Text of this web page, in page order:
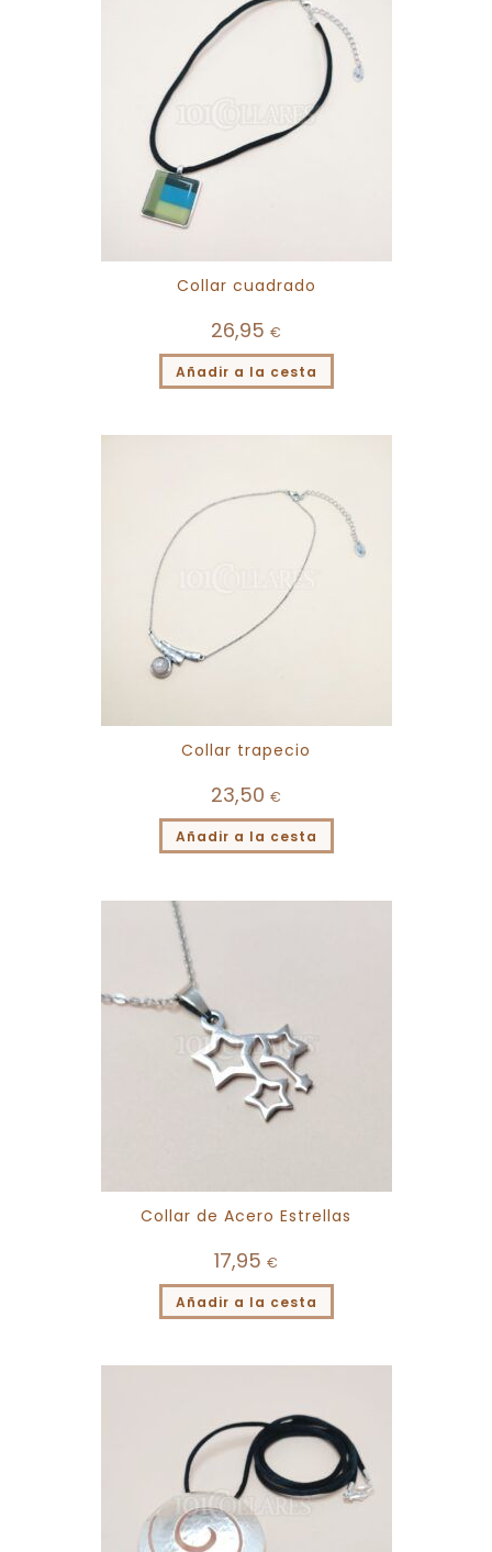
Collar cuadrado
26,95 €
Añadir a la cesta
Collar trapecio
23,50 €
Añadir a la cesta
Collar de Acero Estrellas
17,95 €
Añadir a la cesta